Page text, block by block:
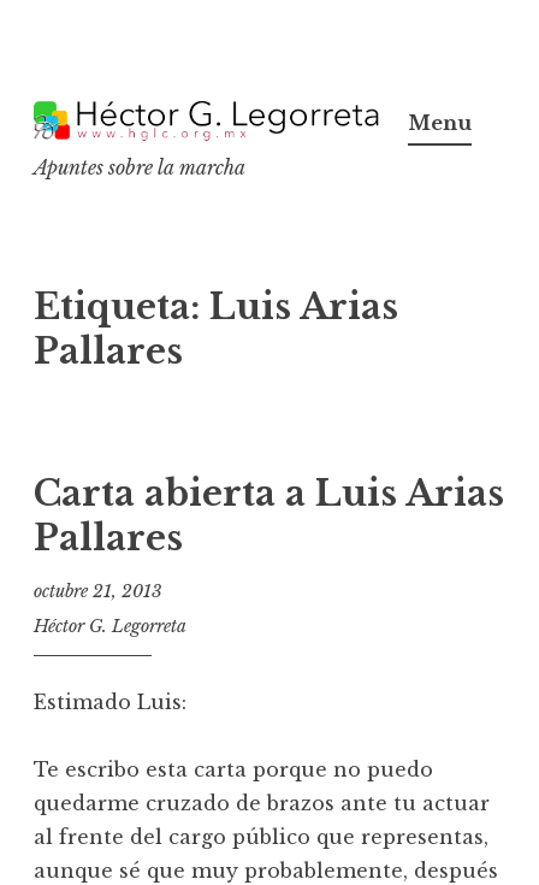
k
p
c
o
n
t
Apuntes sobre la marcha
Menu
Etiqueta: Luis Arias
Pallares
Carta abierta a Luis Arias
Pallares
octubre 21, 2013
Héctor G. Legorreta
Estimado Luis:
Te escribo esta carta porque no puedo
quedarme cruzado de brazos ante tu actuar
al frente del cargo público que representas,
aunque sé que muy probablemente, después